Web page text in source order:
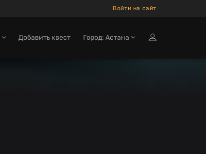
Войти на сайт
Добавить квест Город: Астана